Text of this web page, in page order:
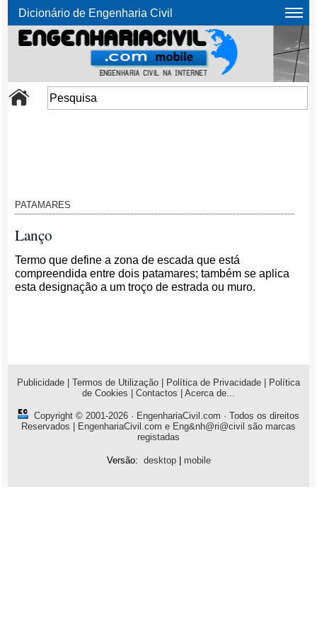
Dicionário de Engenharia Civil
PATAMARES
Lanço
Termo que define a zona de escada que está
compreendida entre dois patamares; também se aplica
esta designação a um troço de estrada ou muro.
Publicidade Termos de Utilização Política de Privacidade
Política
de Cookies
Contactos Acerca de...
Copyright © 2001-2026 · EngenhariaCivil.com · Todos os direitos
Reservados | EngenhariaCivil.com e Eng&nh@ri@civil são marcas
registadas
Versão: desktop| mobile